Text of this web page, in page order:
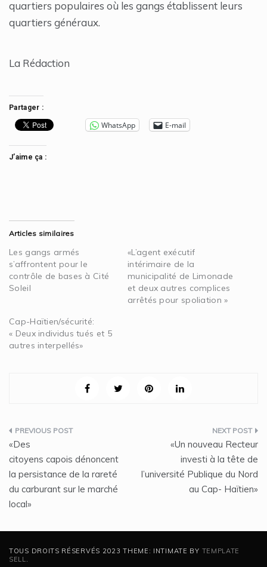
quartiers populaires où les gangs établissent leurs
quartiers généraux.
La Rédaction
Partager :
WhatsApp E-mail
J’aime ça :
Articles similaires
Les gangs armés
s’affrontent pour le
contrôle de bases à Cité
Soleil
«L’agent exécutif
intérimaire de la
municipalité de Limonade
et deux autres complices
arrêtés pour spoliation »
Cap-Haïtien/sécurité:
« Deux individus tués et 5
autres interpellés»
Navigation
de
l’article
«Des
citoyens capois dénoncent
la persistance de la rareté
du carburant sur le marché
local»
«Un nouveau Recteur
investi à la tête de
l’université Publique du Nord
au Cap- Haïtien»
TOUS DROITS RÉSERVÉS 2023 THEME: INTIMATE BY TEMPLATE
SELL.